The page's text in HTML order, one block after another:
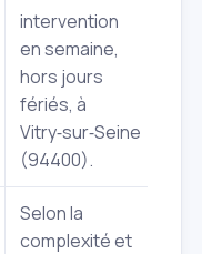
intervention
en semaine,
hors jours
fériés, à
Vitry‑sur‑Seine
(94400).
Selon la
complexité et